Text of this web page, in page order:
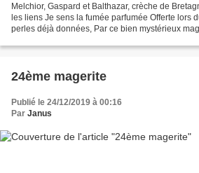
Melchior, Gaspard et Balthazar, crèche de
les liens Je sens la fumée parfumée Offerte lors
perles déjà données, Par ce bien mystérieux
24ème magerite
Publié le 24/12/2019 à 00:16
Par Janus